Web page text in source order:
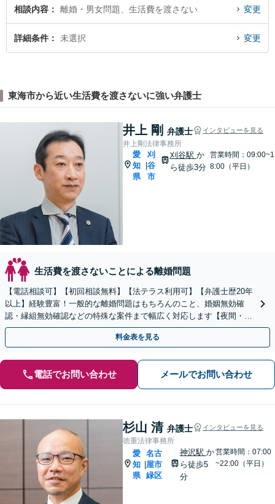
相談内容 離婚・男女問題、生活費を渡さない 変更
詳細条件 未選択 変更
東海市から近い生活費を渡さないに強い弁護士
井上 剛 弁護士 インタビューを見る
井上剛法律事務所
愛
知
県
刈
谷
市
刈谷駅 か
ら徒歩3分
営業時間：09:00~1
8:00（平日）
生活費を渡さないことによる離婚問題
【電話相談可】【初回相談無料】【法テラス利用可】【弁護士歴20年
以上】経験豊富！一般的な離婚問題はもちろんのこと、婚姻無効確
認・縁組無効確認などの特殊な案件まで幅広く対応します【夜間・休
日面談可】【完全個室】【子連れ相談可】【刈谷駅3分】
料金表を見る
電話でお問い合わせ メールでお問い合わせ
杉山 清 弁護士 インタビューを見る
徳重法律事務所
愛
知
県
名古
屋市
緑区
神沢駅 か
ら徒歩5
分
営業時間：07:00
~22:00（平日）